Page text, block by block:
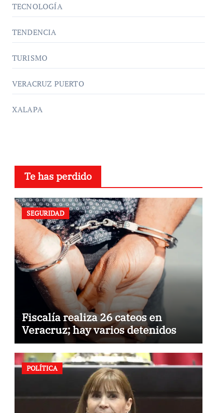
TECNOLOGÍA
TENDENCIA
TURISMO
VERACRUZ PUERTO
XALAPA
Te has perdido
SEGURIDAD
Fiscalía realiza 26 cateos en
Veracruz; hay varios detenidos
POLÍTICA